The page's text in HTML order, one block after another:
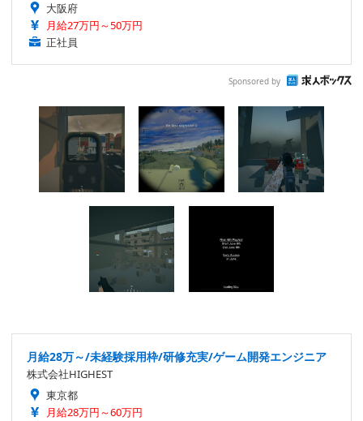
大阪府
月給27万円～50万円
正社員
Sponsored by
月給28万～/未経験採用枠/研修充実/ゲーム開発エンジニア
株式会社HIGHEST
東京都
月給28万円～60万円